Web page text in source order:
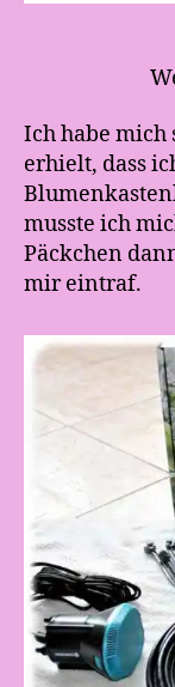
Ich habe mich
erhielt, dass
musste ich
Päckchen
mir eintraf.